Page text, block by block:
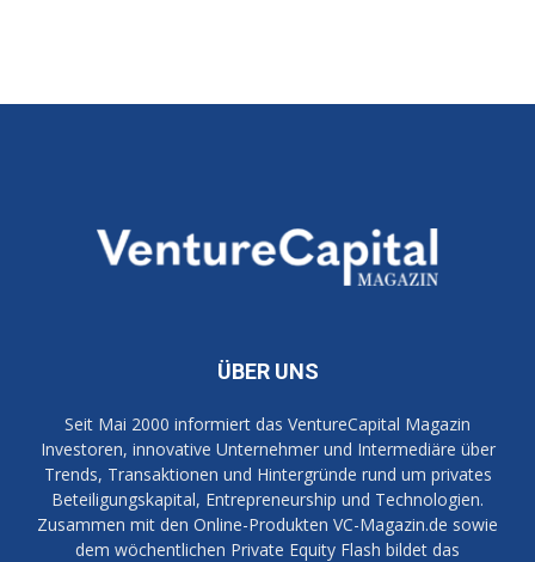
ÜBER UNS
Seit Mai 2000 informiert das VentureCapital Magazin
Investoren, innovative Unternehmer und Intermediäre über
Trends, Transaktionen und Hintergründe rund um privates
Beteiligungskapital, Entrepreneurship und Technologien.
Zusammen mit den Online-Produkten VC-Magazin.de sowie
dem wöchentlichen Private Equity Flash bildet das